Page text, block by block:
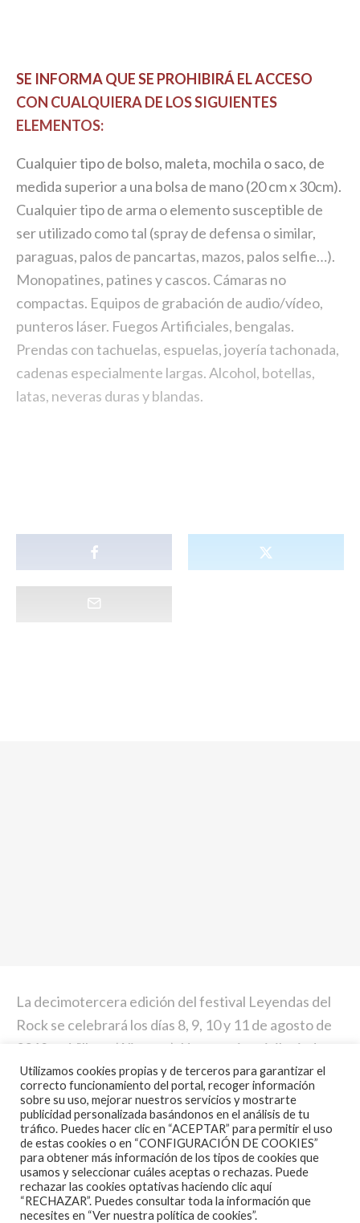
SE INFORMA QUE SE PROHIBIRÁ EL ACCESO
CON CUALQUIERA DE LOS SIGUIENTES
ELEMENTOS:
Cualquier tipo de bolso, maleta, mochila o saco, de
medida superior a una bolsa de mano (20 cm x 30cm).
Cualquier tipo de arma o elemento susceptible de
ser utilizado como tal (spray de defensa o similar,
paraguas, palos de pancartas, mazos, palos selfie…).
Monopatines, patines y cascos. Cámaras no
compactas. Equipos de grabación de audio/vídeo,
punteros láser. Fuegos Artificiales, bengalas.
Prendas con tachuelas, espuelas, joyería tachonada,
cadenas especialmente largas. Alcohol, botellas,
latas, neveras duras y blandas.
donde se puede disfrutar de césped natural, piscina,
arbolado, ludoteca y otra serie de servicios que lo
España.
A continuación se muestran los horarios de
Utilizamos cookies propias y de terceros para garantizar el
correcto funcionamiento del portal, recoger información
sobre su uso, mejorar nuestros servicios y mostrarte
publicidad personalizada basándonos en el análisis de tu
tráfico. Puedes hacer clic en “ACEPTAR” para permitir el uso
de estas cookies o en “CONFIGURACIÓN DE COOKIES”
para obtener más información de los tipos de cookies que
usamos y seleccionar cuáles aceptas o rechazas. Puede
rechazar las cookies optativas haciendo clic aquí
“RECHAZAR”. Puedes consultar toda la información que
necesites en “Ver nuestra política de cookies”.